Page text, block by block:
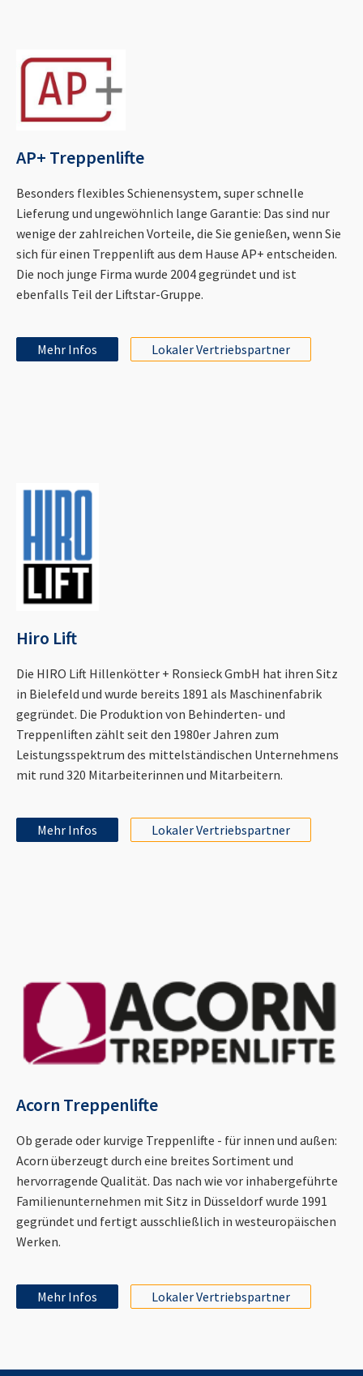
AP+ Treppenlifte
Besonders flexibles Schienensystem, super schnelle
Lieferung und ungewöhnlich lange Garantie: Das sind nur
wenige der zahlreichen Vorteile, die Sie genießen, wenn Sie
sich für einen Treppenlift aus dem Hause AP+ entscheiden.
Die noch junge Firma wurde 2004 gegründet und ist
ebenfalls Teil der Liftstar-Gruppe.
Mehr Infos Lokaler Vertriebspartner
Hiro Lift
Die HIRO Lift Hillenkötter + Ronsieck GmbH hat ihren Sitz
in Bielefeld und wurde bereits 1891 als Maschinenfabrik
gegründet. Die Produktion von Behinderten- und
Treppenliften zählt seit den 1980er Jahren zum
Leistungsspektrum des mittelständischen Unternehmens
mit rund 320 Mitarbeiterinnen und Mitarbeitern.
Mehr Infos Lokaler Vertriebspartner
Acorn Treppenlifte
Ob gerade oder kurvige Treppenlifte - für innen und außen:
Acorn überzeugt durch eine breites Sortiment und
hervorragende Qualität. Das nach wie vor inhabergeführte
Familienunternehmen mit Sitz in Düsseldorf wurde 1991
gegründet und fertigt ausschließlich in westeuropäischen
Werken.
Mehr Infos Lokaler Vertriebspartner